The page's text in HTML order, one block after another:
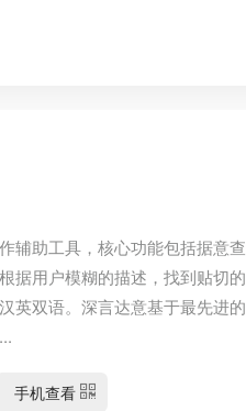
辅助工具，核心功能包括据意
据用户模糊的描述，找到贴切
英双语。深言达意基于最先进
手机查看